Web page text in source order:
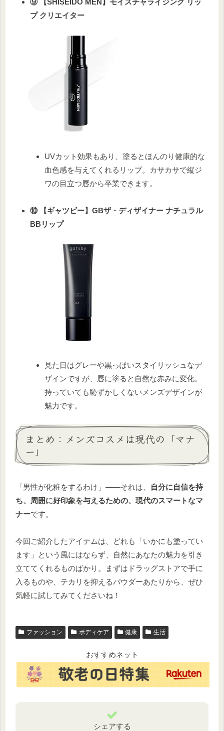
プ クリエイター
UVカット効果もあり、塗るとほんのり健康的な
血色感を与えてくれるリップ。カサカサで縦ジ
ワの目立つ唇から卒業できます。
⑩ 【ギャツビー】GBザ・ディザイナー ナチュラル
BBリップ
見た目はグレーや黒っぽいスタイリッシュなデ
ザインですが、唇に塗ると自然な赤みに変化。
持っていても恥ずかしくないメンズデザインが
魅力です。
まとめ：メンズコスメは現代の「マナ
ー」
「男性が化粧をするわけ」――それは、
自分に自信を持
ち、周囲に好印象を与えるための、現代のスマートなマ
ナーです。
今回ご紹介したアイテムは、どれも「いかにも塗ってい
ます」という風にはならず、自然にあなたの魅力を引き
立ててくれるものばかり。まずはドラッグストアで手に
入るものや、テカリを抑えるパウダーあたりから、ぜひ
気軽に試してみてくださいね！
ファッション ボディケア 健康 生活
おすすめネット
シェアする